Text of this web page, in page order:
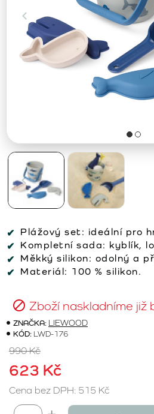
Plážový set: ideální pro
Kompletní sada: kyblík,
Měkký silikon: odolný a
Materiál: 100 % silikon.
Zboží naskladníme již
ZNAČKA: LIEWOOD
KÓD: LWD-176
623 Kč
990 Kč
Cena bez DPH: 515 Kč